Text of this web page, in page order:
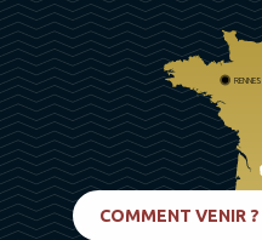
RENNES
COMMENT VENIR ?